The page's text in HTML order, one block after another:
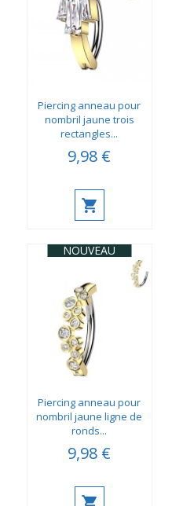
Piercing anneau pour
nombril jaune trois
rectangles...
9,98 €
NOUVEAU
Piercing anneau pour
nombril jaune ligne de
ronds...
9,98 €